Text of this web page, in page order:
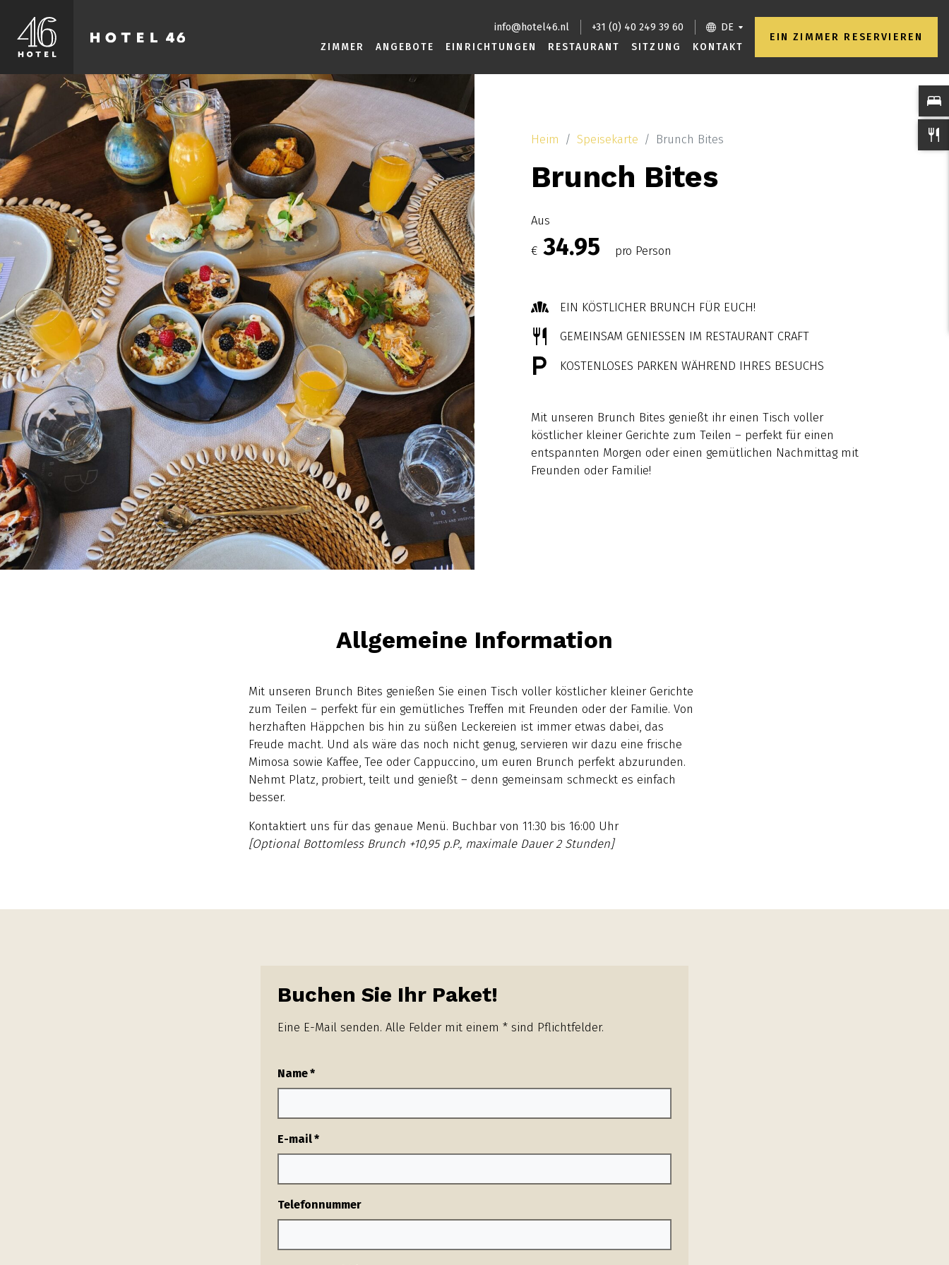
info@hotel46.nl +31 (0) 40 249 39 60
DE
ZIMMER
ANGEBOTE EINRICHTUNGEN RESTAURANT SITZUNG KONTAKT
EIN ZIMMER RESERVIEREN
Heim Speisekarte Brunch Bites
Brunch Bites
Aus
€ 34.95 pro Person
EIN KÖSTLICHER BRUNCH FÜR EUCH!
GEMEINSAM GENIESSEN IM RESTAURANT CRAFT
KOSTENLOSES PARKEN WÄHREND IHRES BESUCHS
Mit unseren Brunch Bites genießt ihr einen Tisch voller
köstlicher kleiner Gerichte zum Teilen – perfekt für einen
entspannten Morgen oder einen gemütlichen Nachmittag mit
Freunden oder Familie!
Allgemeine Information
Mit unseren Brunch Bites genießen Sie einen Tisch voller köstlicher kleiner Gerichte
zum Teilen – perfekt für ein gemütliches Treffen mit Freunden oder der Familie. Von
herzhaften Häppchen bis hin zu süßen Leckereien ist immer etwas dabei, das
Freude macht. Und als wäre das noch nicht genug, servieren wir dazu eine frische
Mimosa sowie Kaffee, Tee oder Cappuccino, um euren Brunch perfekt abzurunden.
Nehmt Platz, probiert, teilt und genießt – denn gemeinsam schmeckt es einfach
besser.
Kontaktiert uns für das genaue Menü. Buchbar von 11:30 bis 16:00 Uhr
[Optional Bottomless Brunch +10,95 p.P., maximale Dauer 2 Stunden]
Buchen Sie Ihr Paket!
Eine E-Mail senden. Alle Felder mit einem * sind Pflichtfelder.
Name*
E-mail*
Telefonnummer